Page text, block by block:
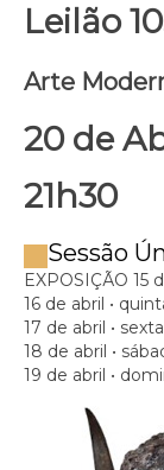
Leilão
Arte
20 de
21h30
Sessão
EXPOSIÇÃO 15
16 de abril •
17 de abril •
18 de abril •
19 de abril •